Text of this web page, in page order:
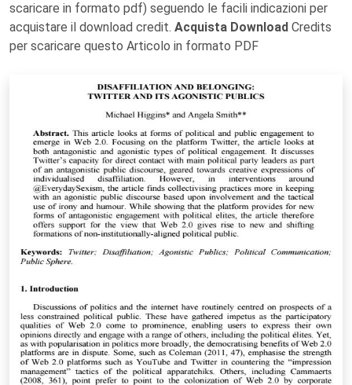
scaricare in formato pdf) seguendo le facili indicazioni per
acquistare il download credit. Acquista Download Credits
per scaricare questo Articolo in formato PDF